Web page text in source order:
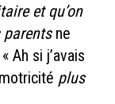
et qu’on
parents ne
Ah si j’avais
plus